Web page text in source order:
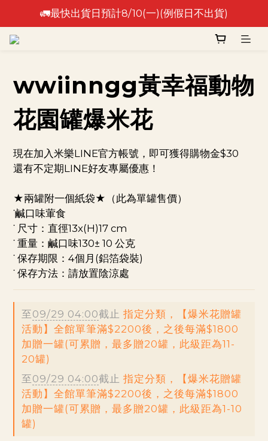
🚛最快出貨日預計8/10(一)(例假日不出貨)
🚛最快出貨日預計8/10(一)(例假日不出貨)
⚠️出貨日非到貨日，實際到貨依物流作業時間為準⚠️
wwiinngg黃幸福動物
花園罐爆米花
現在加入米樂LINE官方帳號，即可獲得購物金$30
還有不定期LINE好友專屬優惠！
★兩罐附一個紙袋★（此為單罐售價）
˙鹹口味葷食
˙ 尺寸：直徑13x(H)17 cm
˙ 重量：鹹口味130± 10 公克
˙ 保存期限：4個月(鋁箔袋裝)
˙ 保存方法：請放置陰涼處
至09/29 04:00截止 指定分類，【爆米花贈罐
活動】全館單筆滿$2200後，之後每滿$1800
加贈一罐(可累贈，最多贈20罐，此級距為11-
20罐)
至09/29 04:00截止 指定分類，【爆米花贈罐
活動】全館單筆滿$2200後，之後每滿$1800
加贈一罐(可累贈，最多贈20罐，此級距為1-10
罐)